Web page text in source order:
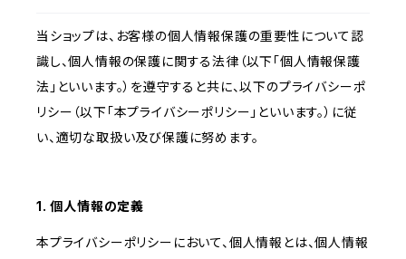
当ショップは、お客様の個人情報保護の重要性について認
識し、個人情報の保護に関する法律（以下「個人情報保護
法」といいます。）を遵守すると共に、以下のプライバシーポ
リシー（以下「本プライバシーポリシー」といいます。）に従
い、適切な取扱い及び保護に努めます。
1. 個人情報の定義
本プライバシーポリシーにおいて、個人情報とは、個人情報